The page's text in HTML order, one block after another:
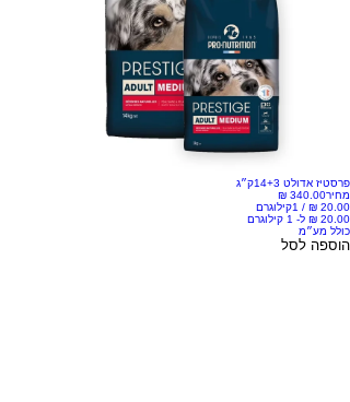
פרסטיז אדולט 14+3ק״ג
מחיר
/ 1קילוגרם
כולל מע״מ
הוספה לסל